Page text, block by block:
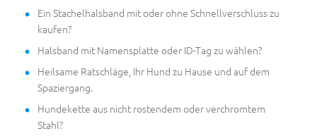
Ein Stachelhalsband mit oder ohne Schnellverschluss zu
kaufen?
Halsband mit Namensplatte oder ID-Tag zu wählen?
Heilsame Ratschläge, Ihr Hund zu Hause und auf dem
Spaziergang.
Hundekette aus nicht rostendem oder verchromtem
Stahl?